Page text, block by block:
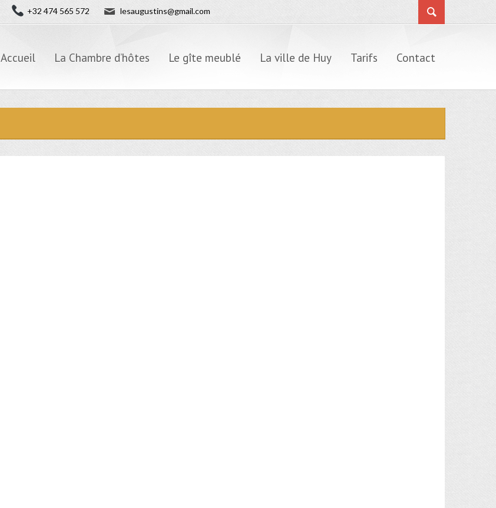
+32 474 565 572 ✉ lesaugustins@gmail.com
Accueil La Chambre d’hôtes Le gîte meublé La ville de Huy Tarifs Contact